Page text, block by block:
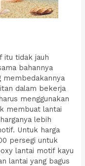
itu tidak jauh
bahannya
membedakannya
dalam bekerja
menggunakan
membuat lantai
lebih
Untuk harga
persegi untuk
lantai motif kayu
lantai yang bagus